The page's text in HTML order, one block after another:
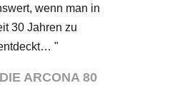
wenn man in
30 Jahren zu
"
ARCONA 80